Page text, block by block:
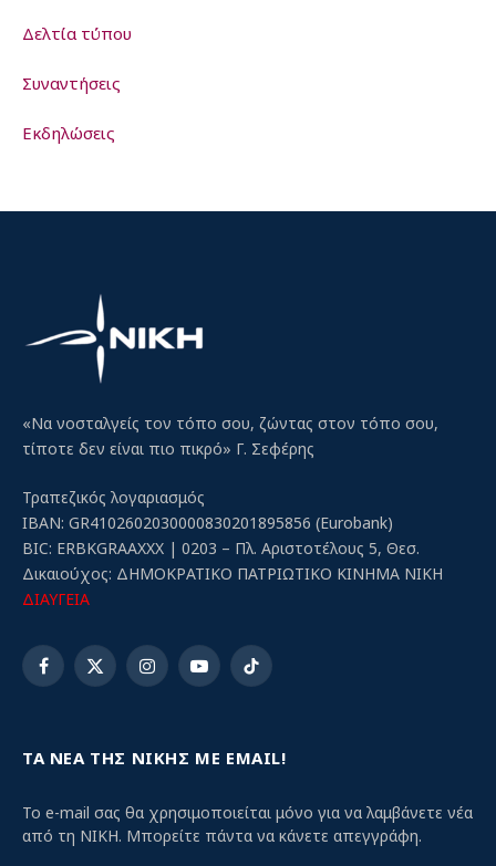
Δελτία τύπου
Συναντήσεις
Εκδηλώσεις
«Να νοσταλγείς τον τόπο σου, ζώντας στον τόπο σου,
τίποτε δεν είναι πιο πικρό» Γ. Σεφέρης
Τραπεζικός λογαριασμός
IBAN: GR4102602030000830201895856 (Eurobank)
BIC: ERBKGRAAXXX | 0203 – Πλ. Αριστοτέλους 5, Θεσ.
Δικαιούχος: ΔΗΜΟΚΡΑΤΙΚΟ ΠΑΤΡΙΩΤΙΚΟ ΚΙΝΗΜΑ ΝΙΚΗ
ΔΙΑΥΓΕΙΑ
Facebook
X
InstagramYouTubeTikTok
ΤΑ ΝΕΑ ΤΗΣ ΝΙΚΗΣ ΜΕ EMAIL!
Το e-mail σας θα χρησιμοποιείται μόνο για να λαμβάνετε νέα
από τη ΝΙΚΗ. Μπορείτε πάντα να κάνετε απεγγράφη.